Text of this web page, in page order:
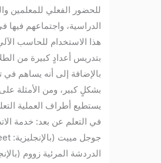
للحضور الفعلي للمعلمين
الدراسية، واجتماعهم فيها في
هذا الاستخدام للحاسب الآلي؛
بتدريس أعدادٍ كبيرة من
بالإضافة إلى أنه يساهم في
بشكلٍ كبير، ومن الأمثلة على
يستطيع أطراف العملية
في التعلم عن بعد: خدمة الاتصال